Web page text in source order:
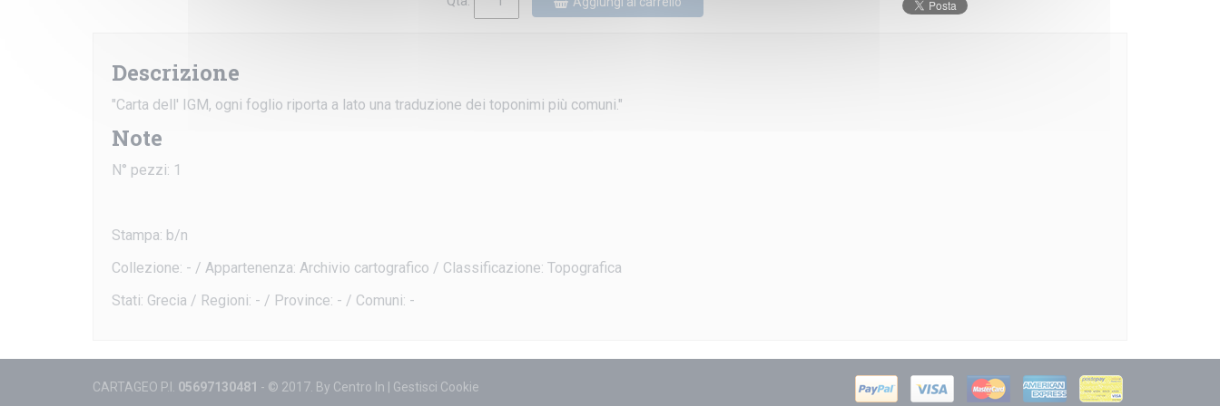
Descrizione
"Carta dell' IGM, ogni foglio riporta a lato una traduzione dei toponimi più comuni."
Note
N° pezzi: 1
Stampa: b/n
Collezione: - / Appartenenza: Archivio cartografico / Classificazione: Topografica
Stati: Grecia / Regioni: - / Province: - / Comuni: -
CARTAGEO P.I. 05697130481 - © 2017. By Centro In Gestisci Cookie